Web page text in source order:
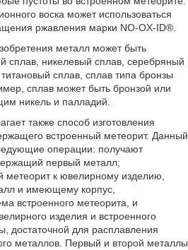
воска может использоваться
ржавления марки NO-OX-ID®.
металл может быть
сплав, никелевый сплав, серебряный
сплав, сплав типа бронзы
сплав может быть бронзой или
никель и палладий.
также способ изготовления
встроенный метеорит. Данный
операции: получают
первый металл;
метеорит к ювелирному изделию,
и имеющему корпус,
встроенного метеорита, и
изделия и встроенного
достаточной для расплавления
металлов. Первый и второй металлы